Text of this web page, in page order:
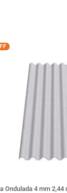
Ondulada 4 mm